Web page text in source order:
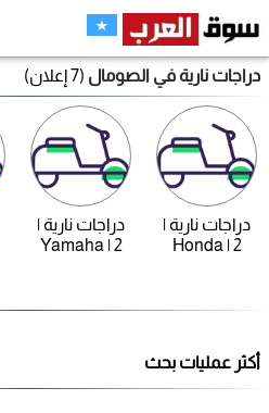
دراجات نارية في الصومال (7 إعلان)
دراجات نارية |
Honda | 2
دراجات نارية |
Yamaha | 2
أكثر عمليات بحث